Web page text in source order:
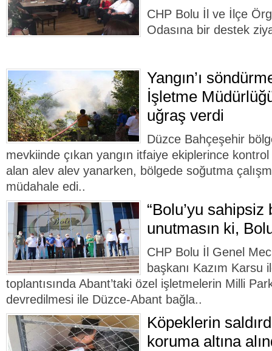
CHP Bolu İl ve İlçe
Odasına bir destek
Yangın’ı
İşletme
uğraş verdi
Düzce Bahçeşehir
mevkiinde çıkan yangın itfaiye ekiplerince kontrol
alan alev alev yanarken, bölgede soğutma
müdahale edi..
“Bolu’yu sahipsiz
unutmasın ki,
CHP Bolu İl Genel
başkanı Kazım Karsu
toplantısında Abant’taki özel işletmelerin Milli
devredilmesi ile Düzce-Abant bağla..
Köpeklerin
koruma altına